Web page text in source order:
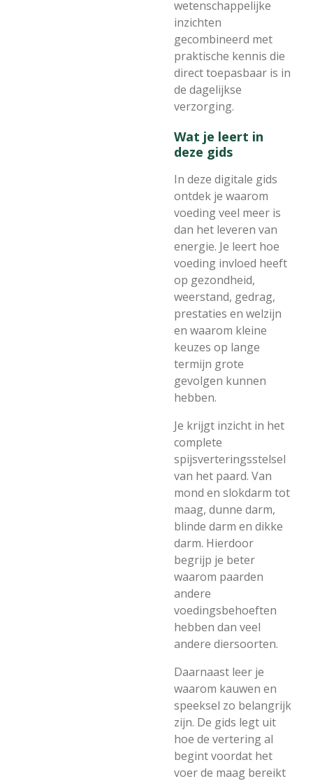
wetenschappelijke
inzichten
gecombineerd met
praktische kennis die
direct toepasbaar is in
de dagelijkse
verzorging.
Wat je leert in
deze gids
In deze digitale gids
ontdek je waarom
voeding veel meer is
dan het leveren van
energie. Je leert hoe
voeding invloed heeft
op gezondheid,
weerstand, gedrag,
prestaties en welzijn
en waarom kleine
keuzes op lange
termijn grote
gevolgen kunnen
hebben.
Je krijgt inzicht in het
complete
spijsverteringsstelsel
van het paard. Van
mond en slokdarm tot
maag, dunne darm,
blinde darm en dikke
darm. Hierdoor
begrijp je beter
waarom paarden
andere
voedingsbehoeften
hebben dan veel
andere diersoorten.
Daarnaast leer je
waarom kauwen en
speeksel zo belangrijk
zijn. De gids legt uit
hoe de vertering al
begint voordat het
voer de maag bereikt